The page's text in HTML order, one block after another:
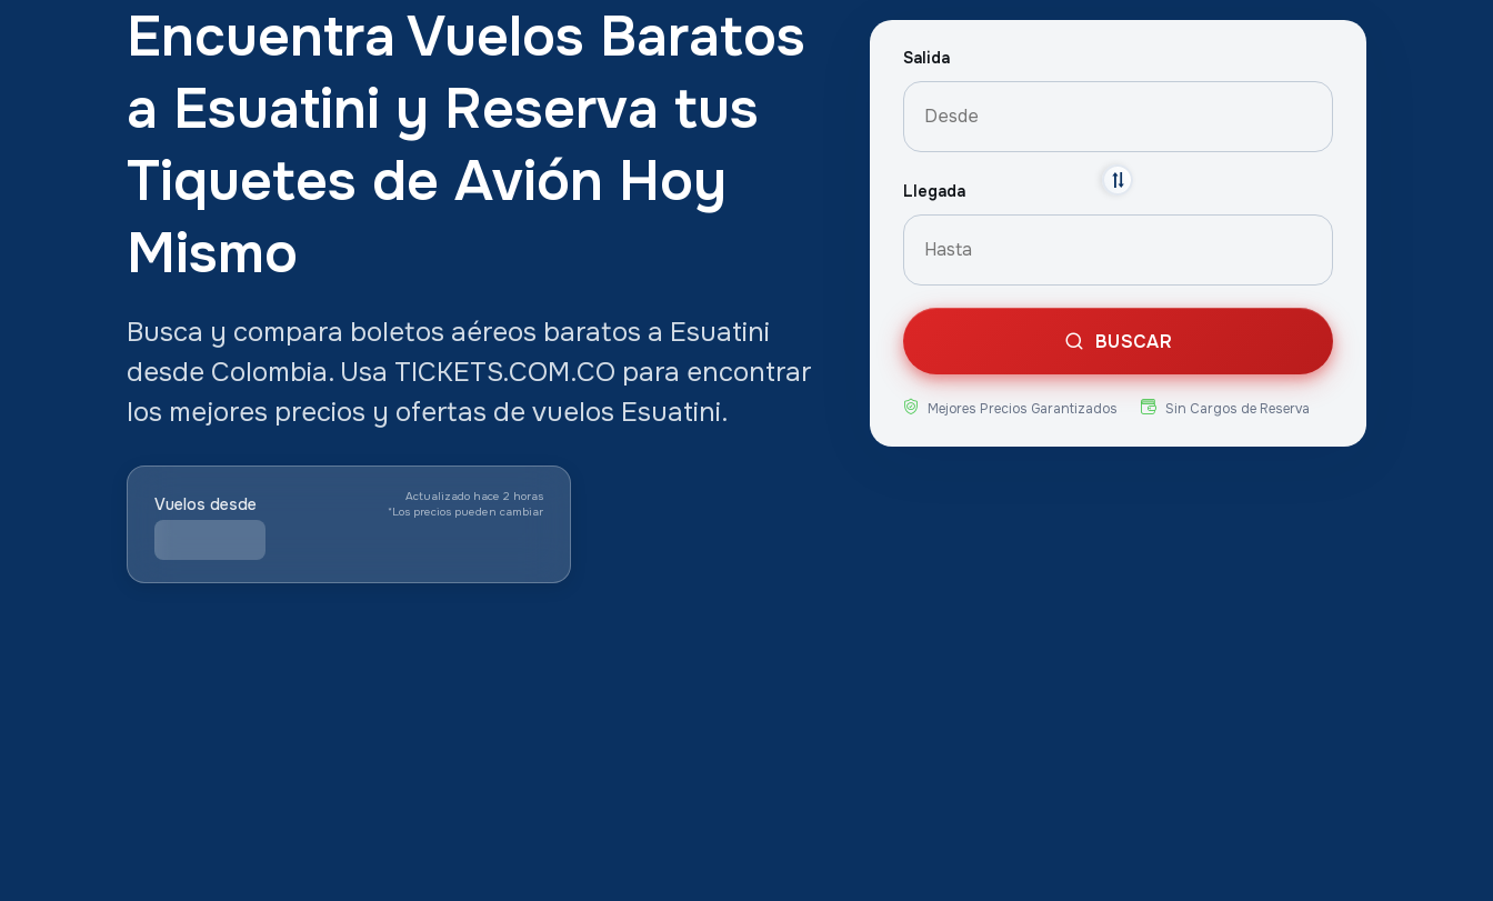
Encuentra Vuelos Baratos
a Esuatini y Reserva tus
Tiquetes de Avión Hoy
Mismo
Busca y compara boletos aéreos baratos a Esuatini
desde Colombia. Usa TICKETS.COM.CO para encontrar
los mejores precios y ofertas de vuelos Esuatini.
Vuelos desde
Actualizado hace 2 horas
*Los precios pueden cambiar
Salida
Llegada
BUSCAR
Mejores Precios Garantizados Sin Cargos de Reserva